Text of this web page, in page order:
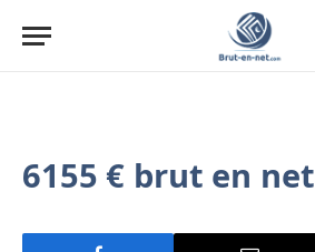
6155 € brut en net